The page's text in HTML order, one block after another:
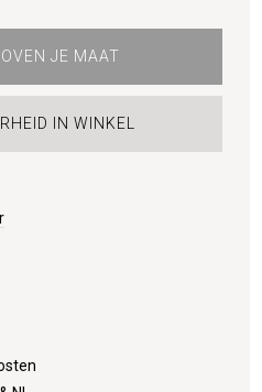
JE MAAT
IN WINKEL